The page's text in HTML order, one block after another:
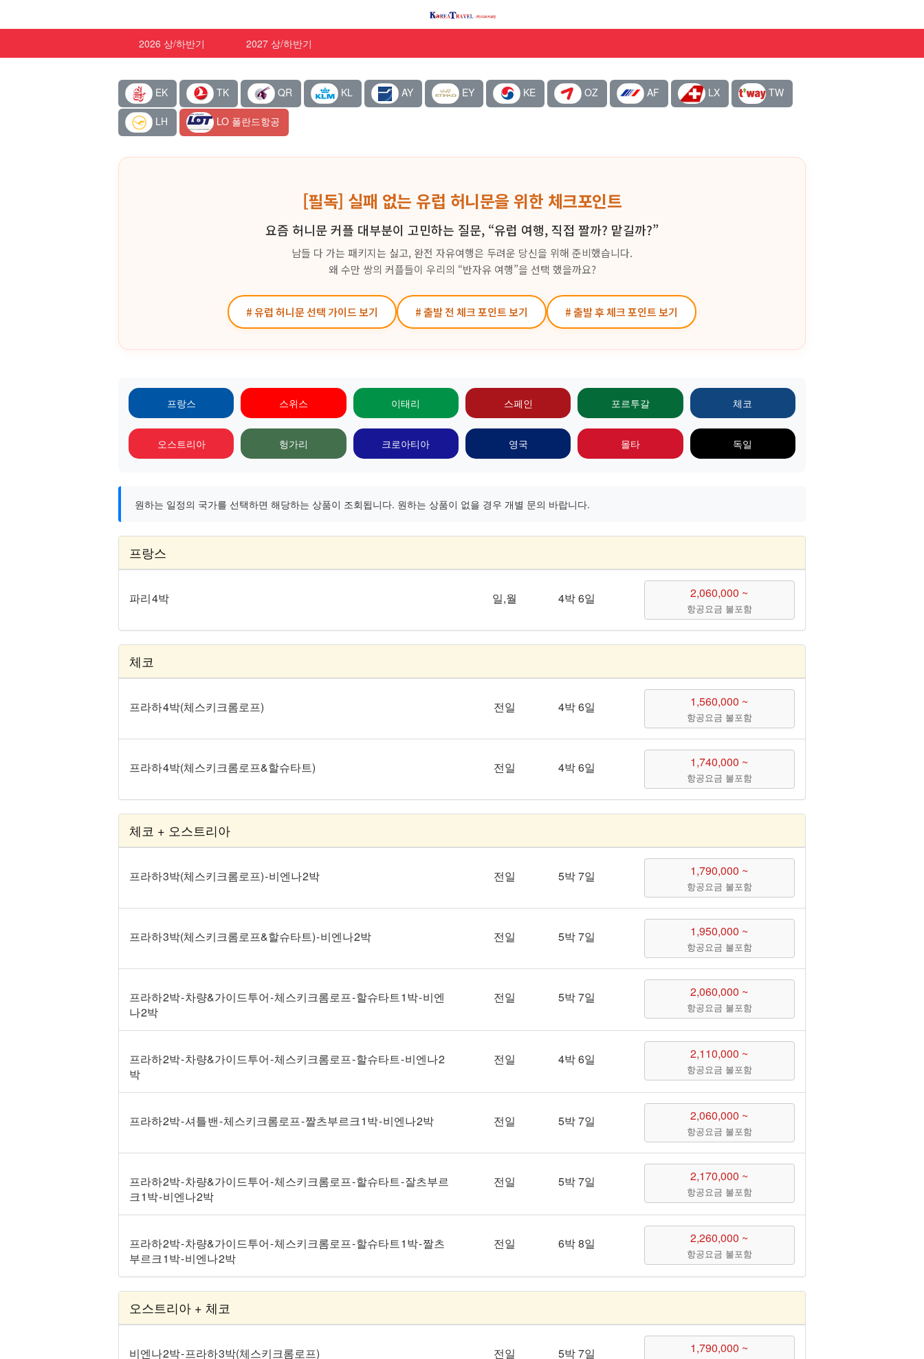
2026 상/하반기 2027 상/하반기
EK TK QR KL AY EY KE OZ AF LX TW
LH LO 폴란드항공
[필독] 실패 없는 유럽 허니문을 위한 체크포인트
요즘 허니문 커플 대부분이 고민하는 질문, “유럽 여행, 직접 짤까? 맡길까?”
남들 다 가는 패키지는 싫고, 완전 자유여행은 두려운 당신을 위해 준비했습니다.
왜 수만 쌍의 커플들이 우리의 “반자유 여행”을 선택 했을까요?
# 유럽 허니문 선택 가이드 보기 # 출발 전 체크 포인트 보기 # 출발 후 체크 포인트 보기
프랑스 스위스 이태리 스페인 포르투갈 체코
오스트리아 헝가리 크로아티아 영국 몰타 독일
원하는 일정의 국가를 선택하면 해당하는 상품이 조회됩니다. 원하는 상품이 없을 경우 개별 문의 바랍니다.
프랑스
파리 4박 일,월 4박 6일 2,060,000 ~
항공요금 불포함
체코
프라하 4박(체스키크롬로프) 전일 4박 6일 1,560,000 ~
항공요금 불포함
프라하 4박(체스키크롬로프&할슈타트) 전일 4박 6일 1,740,000 ~
항공요금 불포함
체코 + 오스트리아
프라하 3박(체스키크롬로프) - 비엔나 2박 전일 5박 7일 1,790,000 ~
항공요금 불포함
프라하 3박(체스키크롬로프&할슈타트) - 비엔나 2박 전일 5박 7일 1,950,000 ~
항공요금 불포함
프라하 2박 - 차량&가이드투어 - 체스키크롬로프 - 할슈타트 1박 - 비엔
나 2박
전일 5박 7일 2,060,000 ~
항공요금 불포함
프라하 2박 - 차량&가이드투어 - 체스키크롬로프 - 할슈타트 - 비엔나 2
박
전일 4박 6일 2,110,000 ~
항공요금 불포함
프라하 2박 - 셔틀 밴 - 체스키크롬로프 - 짤츠부르크 1박 - 비엔나 2박 전일 5박 7일 2,060,000 ~
항공요금 불포함
프라하 2박 - 차량&가이드투어 - 체스키크롬로프 - 할슈타트 - 잘츠부르
크 1박 - 비엔나 2박
전일 5박 7일 2,170,000 ~
항공요금 불포함
프라하 2박 - 차량&가이드투어 - 체스키크롬로프 - 할슈타트 1박 - 짤츠
부르크 1박 - 비엔나 2박
전일 6박 8일 2,260,000 ~
항공요금 불포함
오스트리아 + 체코
비엔나 2박 - 프라하 3박(체스키크롬로프) 전일 5박 7일 1,790,000 ~